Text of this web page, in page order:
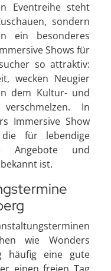
Eventreihe steht
sondern
ein besonderes
Shows für
so attraktiv:
wecken Neugier
dem Kultur- und
In
Immersive Show
für lebendige
Angebote und
ist.
wie Wonders
häufig eine gute